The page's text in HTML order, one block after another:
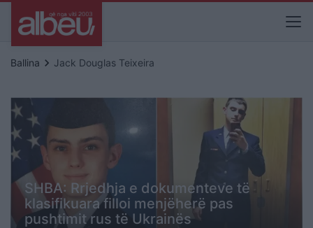
Ballina keyboard_arrow_right Jack Douglas Teixeira
SHBA: Rrjedhja e dokumenteve të
klasifikuara filloi menjëherë pas
pushtimit rus të Ukrainës